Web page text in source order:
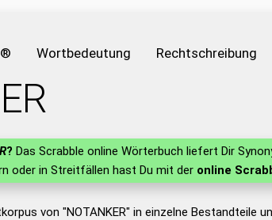
Wortbedeutung Rechtschreibung
? Das Scrabble online Wörterbuch liefert Dir
oder in Streitfällen hast Du mit der online
von "NOTANKER" in einzelne Bestandteile